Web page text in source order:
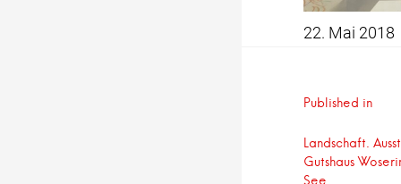
22. Mai 2018
Published in
Landschaft.
Gutshaus
See